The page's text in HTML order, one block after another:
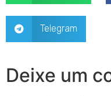
Telegram
Deixe um